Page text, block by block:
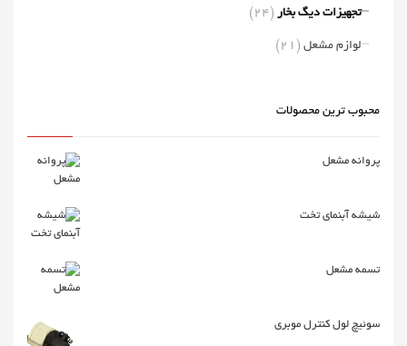
تجهیزات دیگ بخار (24)
لوازم مشعل (21)
محبوب ترین محصولات
پروانه مشعل
شیشه آبنمای تخت
تسمه مشعل
سوئیچ لول کنترل موبری